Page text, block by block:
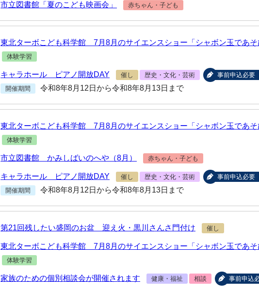
市立図書館「夏のこども映画会」 赤ちゃん・子ども
東北ターボこども科学館 7月8月のサイエンスショー「シャボン玉であそ
体験学習
キャラホール ピアノ開放DAY 催し 歴史・文化・芸術
事前申込必要
開催期間
令和8年8月12日から令和8年8月13日まで
東北ターボこども科学館 7月8月のサイエンスショー「シャボン玉であそ
体験学習
市立図書館 かみしばいのへや（8月） 赤ちゃん・子ども
キャラホール ピアノ開放DAY 催し 歴史・文化・芸術
事前申込必要
開催期間
令和8年8月12日から令和8年8月13日まで
第21回残したい盛岡のお盆 迎え火・黒川さんさ門付け 催し
東北ターボこども科学館 7月8月のサイエンスショー「シャボン玉であそ
体験学習
家族のための個別相談会が開催されます 健康・福祉 相談 事前申込